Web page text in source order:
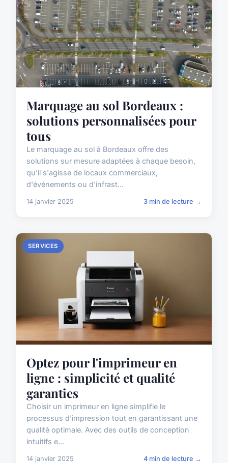
Marquage au sol Bordeaux :
solutions personnalisées pour
tous
Le marquage au sol à Bordeaux offre des
solutions sur mesure adaptées à chaque besoin,
qu'il s'agisse de locaux commerciaux,
d'événements ou d'infrast...
14 janvier 2025 3 min de lecture →
SERVICES
Optez pour l'imprimeur en
ligne : simplicité et qualité
garanties
Choisir un imprimeur en ligne simplifie le
processus d'impression tout en garantissant une
qualité optimale. Avec des outils de conception
intuitifs e...
14 janvier 2025 4 min de lecture →